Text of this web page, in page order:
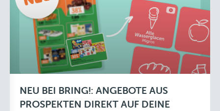
NEU BEI BRING!: ANGEBOTE AUS
PROSPEKTEN DIREKT AUF DEINE